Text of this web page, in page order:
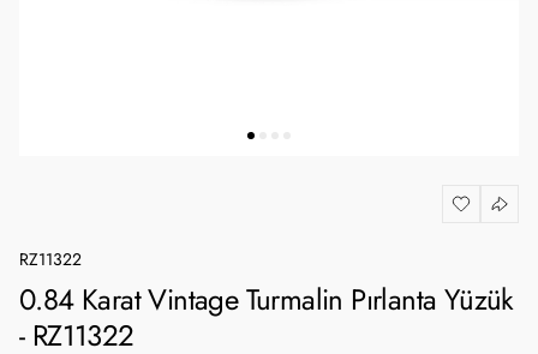
RZ11322
0.84 Karat Vintage Turmalin Pırlanta Yüzük
- RZ11322